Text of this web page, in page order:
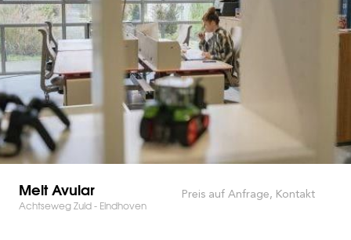
Melt Avular
Achtseweg Zuid - Eindhoven
Preis auf Anfrage, Kontakt